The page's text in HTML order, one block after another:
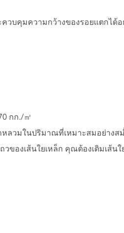
วบคุมความกว้างของรอยแตกได้
กก./㎥
ลวมในปริมาณที่เหมาะสมอย่างส
ของเส้นใยเหล็ก คุณต้องเติมเส้นใ